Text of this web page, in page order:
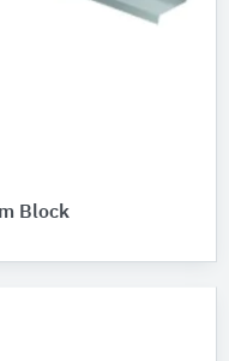
Block